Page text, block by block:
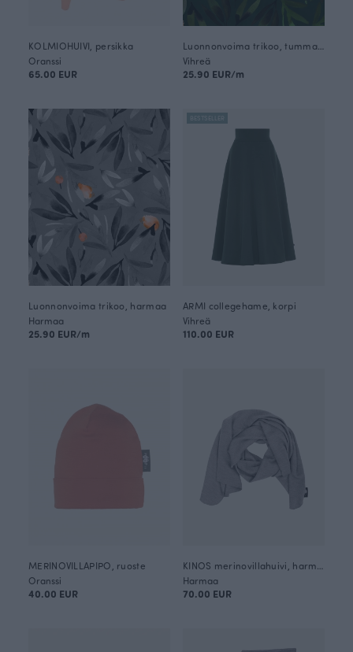
KOLMIOHUIVI, persikka
Oranssi
65.00 EUR
Vihreä
25.90 EUR/m
Luonnonvoima trikoo, harmaa
Harmaa
25.90 EUR/m
BESTSELLER
ARMI collegehame, korpi
Vihreä
110.00 EUR
MERINOVILLAPIPO, ruoste
Oranssi
40.00 EUR
Harmaa
70.00 EUR